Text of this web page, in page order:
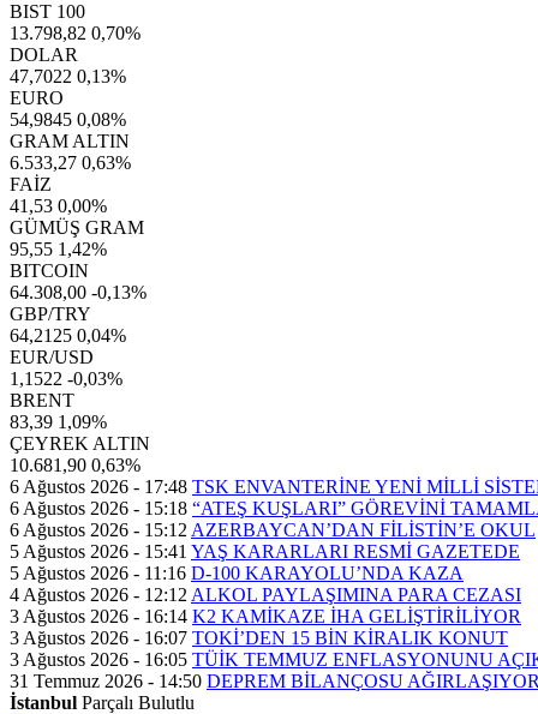
BIST 100
13.798,82 0,70%
DOLAR
47,7022 0,13%
EURO
54,9845 0,08%
GRAM ALTIN
6.533,27 0,63%
FAİZ
41,53 0,00%
GÜMÜŞ GRAM
95,55 1,42%
BITCOIN
64.308,00 -0,13%
GBP/TRY
64,2125 0,04%
EUR/USD
1,1522 -0,03%
BRENT
83,39 1,09%
ÇEYREK ALTIN
10.681,90 0,63%
6 Ağustos 2026 - 17:48 TSK ENVANTERİNE YENİ MİLLİ
6 Ağustos 2026 - 15:18 “ATEŞ KUŞLARI” GÖREVİNİ
6 Ağustos 2026 - 15:12 AZERBAYCAN’DAN FİLİSTİN’E OKUL
5 Ağustos 2026 - 15:41 YAŞ KARARLARI RESMİ GAZETEDE
5 Ağustos 2026 - 11:16 D-100 KARAYOLU’NDA KAZA
4 Ağustos 2026 - 12:12 ALKOL PAYLAŞIMINA PARA CEZASI
3 Ağustos 2026 - 16:14 K2 KAMİKAZE İHA GELİŞTİRİLİYOR
3 Ağustos 2026 - 16:07 TOKİ’DEN 15 BİN KİRALIK KONUT
3 Ağustos 2026 - 16:05 TÜİK TEMMUZ ENFLASYONUNU
31 Temmuz 2026 - 14:50 DEPREM BİLANÇOSU AĞIRLAŞIYOR
İstanbul Parçalı Bulutlu